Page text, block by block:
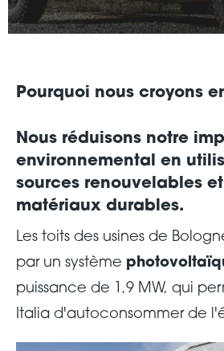
Pourquoi nous croyons
Nous réduisons notre
environnemental en
sources renouvelables
matériaux durables.
Les toits des usines de
par un système
puissance de 1,9 MW, qui
Italia d'autoconsommer de